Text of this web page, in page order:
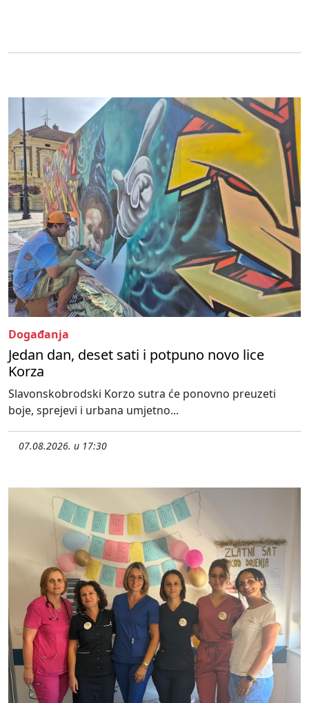
Događanja
Jedan dan, deset sati i potpuno novo lice
Korza
Slavonskobrodski Korzo sutra će ponovno preuzeti
boje, sprejevi i urbana umjetno...
07.08.2026. u 17:30